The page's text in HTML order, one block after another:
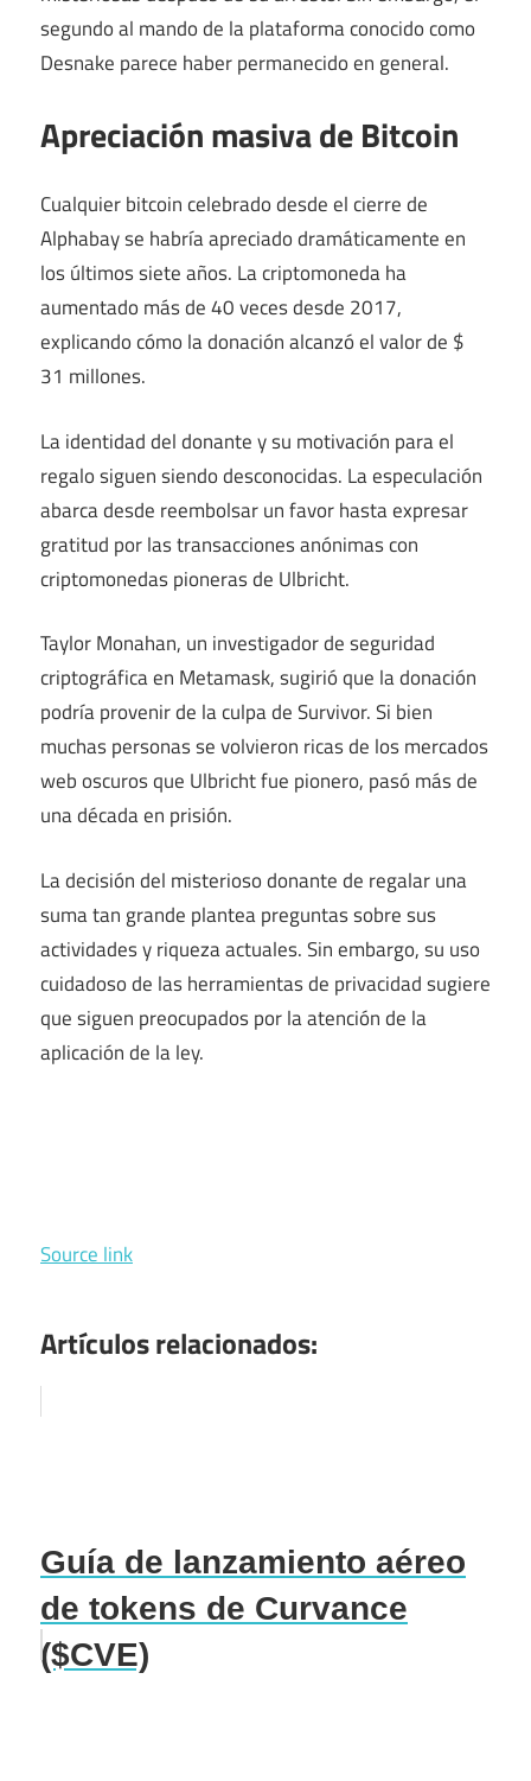
segundo al mando de la plataforma conocido como
Desnake parece haber permanecido en general.
Apreciación masiva de Bitcoin
Cualquier bitcoin celebrado desde el cierre de
Alphabay se habría apreciado dramáticamente en
los últimos siete años. La criptomoneda ha
aumentado más de 40 veces desde 2017,
explicando cómo la donación alcanzó el valor de $
31 millones.
La identidad del donante y su motivación para el
regalo siguen siendo desconocidas. La especulación
abarca desde reembolsar un favor hasta expresar
gratitud por las transacciones anónimas con
criptomonedas pioneras de Ulbricht.
Taylor Monahan, un investigador de seguridad
criptográfica en Metamask, sugirió que la donación
podría provenir de la culpa de Survivor. Si bien
muchas personas se volvieron ricas de los mercados
web oscuros que Ulbricht fue pionero, pasó más de
una década en prisión.
La decisión del misterioso donante de regalar una
suma tan grande plantea preguntas sobre sus
actividades y riqueza actuales. Sin embargo, su uso
cuidadoso de las herramientas de privacidad sugiere
que siguen preocupados por la atención de la
aplicación de la ley.
Source link
Artículos relacionados:
Guía de lanzamiento aéreo
de tokens de Curvance
($CVE)